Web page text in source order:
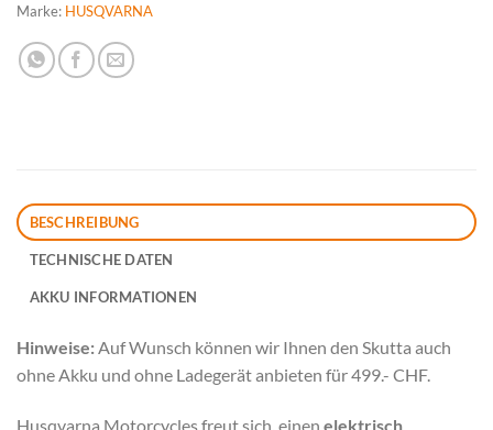
Marke: HUSQVARNA
BESCHREIBUNG
TECHNISCHE DATEN
AKKU INFORMATIONEN
Hinweise:Auf Wunsch können wir Ihnen den Skutta auch
ohne Akku und ohne Ladegerät anbieten für 499.- CHF.
Husqvarna Motorcyclesfreut sich, einen elektrisch